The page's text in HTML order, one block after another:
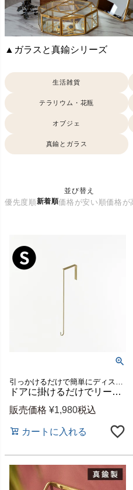
▲ガラスと真鍮シリーズ
生活雑貨
テラリウム・花瓶
オブジェ
真鍮とガラス
並び替え
優先度順新着順価格が安い順価格が
ドアに掛けるだけでリースが飾れる BRASSのフック（S）[94821]
販売価格 ¥1,980税込
カートに入れる